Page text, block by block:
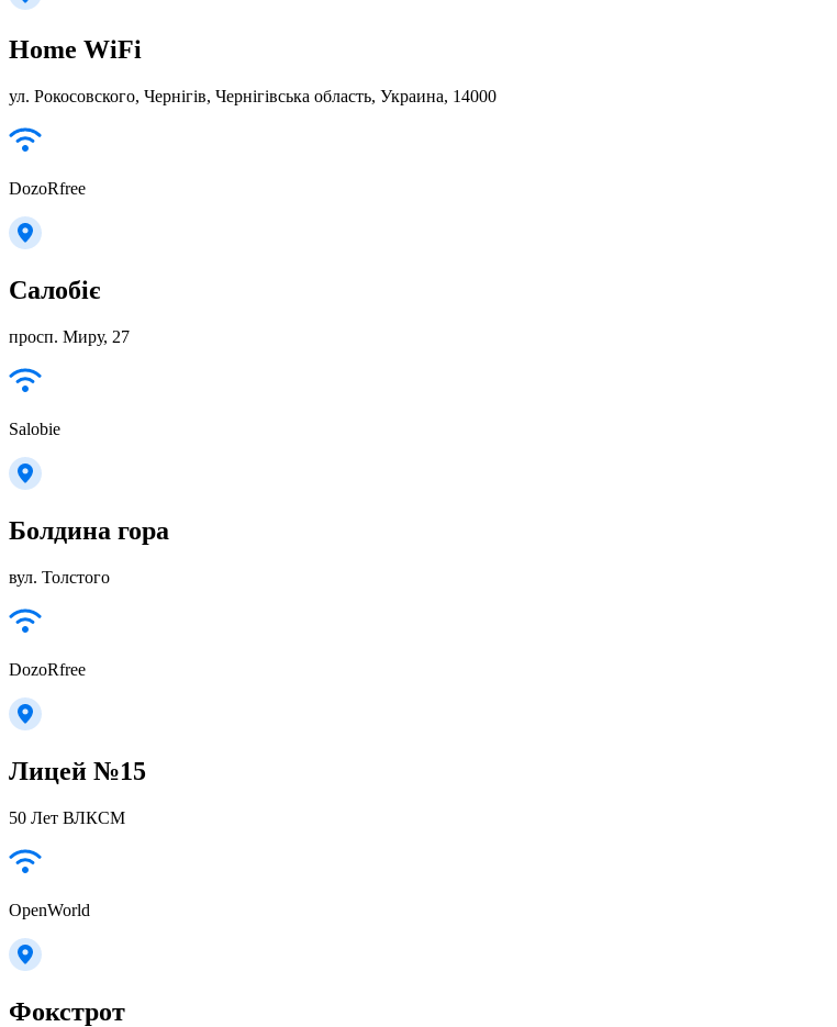
Home WiFi
ул. Рокосовского, Чернігів, Чернігівська область, Украина, 14000
DozoRfree
Салобіє
просп. Миру, 27
Salobie
Болдина гора
вул. Толстого
DozoRfree
Лицей №15
50 Лет ВЛКСМ
OpenWorld
Фокстрот